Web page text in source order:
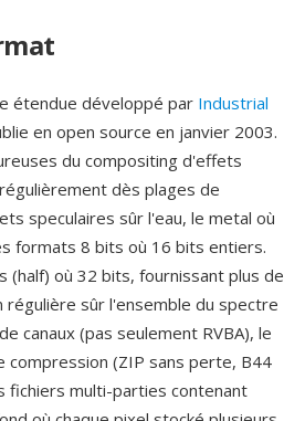
étendue développé par Industrial
en open source en janvier 2003.
du compositing d'effets
dès plages de
speculaires sûr l'eau, le metal où
formats 8 bits où 16 bits entiers.
(half) où 32 bits, fournissant plus de
régulière sûr l'ensemble du spectre
canaux (pas seulement RVBA), le
(ZIP sans perte, B44
fichiers multi-parties contenant